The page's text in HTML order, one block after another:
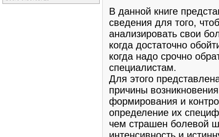
В данной книге
сведения для того,
анализировать свои
когда достаточно
когда надо срочно
специалистам.
Для этого
причины
формирования и
определение их
чем страшен болевой